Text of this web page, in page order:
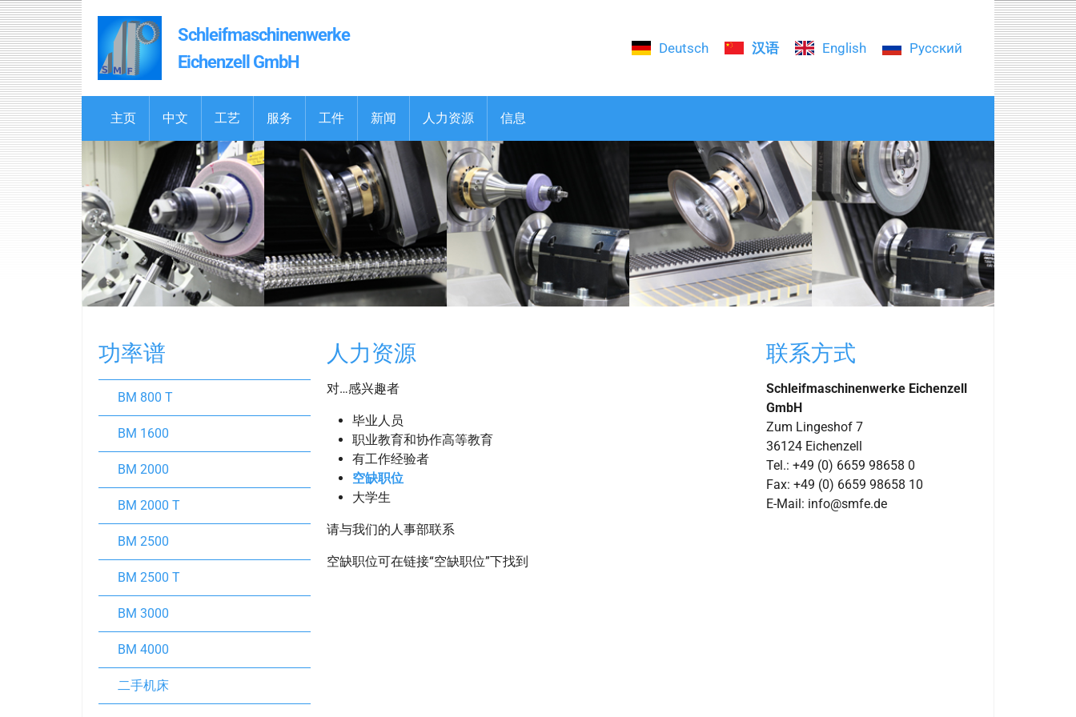
Skip to main content
Schleifmaschinenwerke
Eichenzell GmbH
Deutsch 汉语 English Русский
主页 中文 工艺 服务 工件 新闻 人力资源(current)
信息
人力资源
对…感兴趣者
毕业人员
职业教育和协作高等教育
有工作经验者
空缺职位
大学生
请与我们的人事部联系
空缺职位可在链接“空缺职位”下找到
功率谱
BM 800 T
BM 1600
BM 2000
BM 2000 T
BM 2500
BM 2500 T
BM 3000
BM 4000
二手机床
联系方式
Schleifmaschinenwerke Eichenzell
GmbH
Zum Lingeshof 7
36124 Eichenzell
Tel.: +49 (0) 6659 98658 0
Fax: +49 (0) 6659 98658 10
E-Mail: info@smfe.de